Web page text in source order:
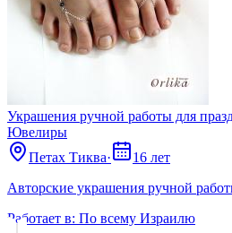
Украшения ручной работы для
Ювелиры
Петах Тиква·
16 лет
Авторские украшения ручной
Работает в: По всему Израилю